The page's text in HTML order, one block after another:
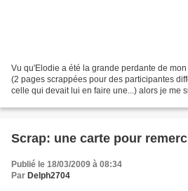
Vu qu'Elodie a été la grande perdante de
(2 pages scrappées pour des participantes
celle qui devait lui en faire une...) alors je me
Scrap: une carte pour
Publié le 18/03/2009 à 08:34
Par Delph2704